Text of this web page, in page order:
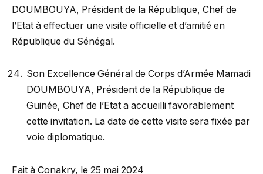
DOUMBOUYA, Président de la République, Chef de
l’Etat à effectuer une visite officielle et d’amitié en
République du Sénégal.
Son Excellence Général de Corps d’Armée Mamadi
DOUMBOUYA, Président de la République de
Guinée, Chef de l’Etat a accueilli favorablement
cette invitation. La date de cette visite sera fixée par
voie diplomatique.
Fait à Conakry, le 25 mai 2024